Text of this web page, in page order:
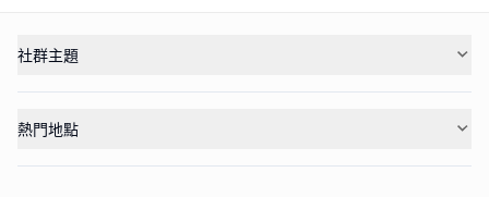
社群主題
熱門地點